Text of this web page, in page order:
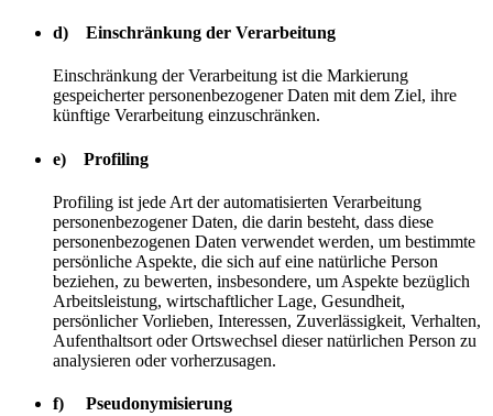
d) Einschränkung der Verarbeitung
Einschränkung der Verarbeitung ist die Markierung
gespeicherter personenbezogener Daten mit dem Ziel, ihre
künftige Verarbeitung einzuschränken.
e) Profiling
Profiling ist jede Art der automatisierten Verarbeitung
personenbezogener Daten, die darin besteht, dass diese
personenbezogenen Daten verwendet werden, um bestimmte
persönliche Aspekte, die sich auf eine natürliche Person
beziehen, zu bewerten, insbesondere, um Aspekte bezüglich
Arbeitsleistung, wirtschaftlicher Lage, Gesundheit,
persönlicher Vorlieben, Interessen, Zuverlässigkeit, Verhalten,
Aufenthaltsort oder Ortswechsel dieser natürlichen Person zu
analysieren oder vorherzusagen.
f) Pseudonymisierung